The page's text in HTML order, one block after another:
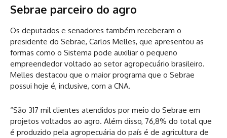
Sebrae parceiro do agro
Os deputados e senadores também receberam o
presidente do Sebrae, Carlos Melles, que apresentou as
formas como o Sistema pode auxiliar o pequeno
empreendedor voltado ao setor agropecuário brasileiro.
Melles destacou que o maior programa que o Sebrae
possui hoje é, inclusive, com a CNA.
“São 317 mil clientes atendidos por meio do Sebrae em
projetos voltados ao agro. Além disso, 76,8% do total que
é produzido pela agropecuária do país é de agricultura de